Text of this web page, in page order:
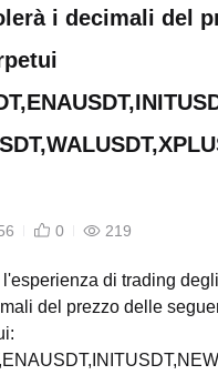
i decimali del
0 219
di trading
del prezzo delle